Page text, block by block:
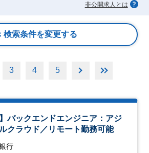
非公開求人とは
検索条件を変更する
3 4 5
バックエンドエンジニア：アジ
クラウド／リモート勤務可能
行